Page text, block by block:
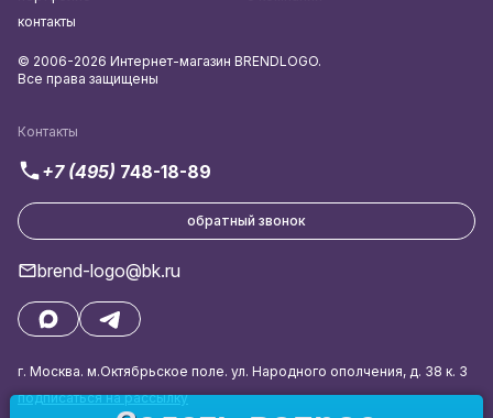
Контакты
+7 (495) 748-18-89
обратный звонок
brend-logo@bk.ru
г. Москва. м.Октябрьское поле. ул. Народного ополчения, д. 38 к. 3
подписаться на рассылку
контакты
© 2006-2026 Интернет-магазин BRENDLOGO.
Все права защищены